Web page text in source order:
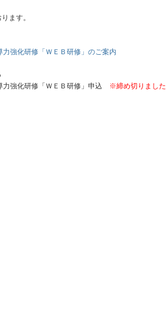
ます。
力強化研修「ＷＥＢ研修」のご案内
力強化研修「ＷＥＢ研修」申込 ※締め切りました